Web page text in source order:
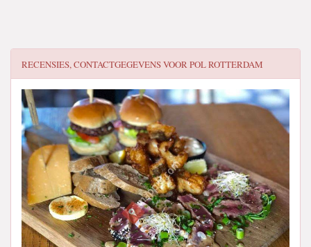
RECENSIES, CONTACTGEGEVENS VOORPOL ROTTERDAM